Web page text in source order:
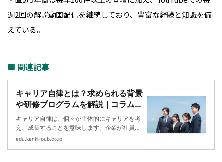
週2回の解説動画配信を継続しており、豊富な経験と知識を備
えている。
■ 関連記事
キャリア自律とは？求められる背景
や研修プログラムを解説｜コラム｜
お役立ち情報｜企業の社員研修・企
業研修ならかんき出版／人材育成・
組織開発
キャリア自律は、個々が主体的にキャリアを考
え、成長することを意味します。企業が社員の
キャリア自律を支援することで、エンゲージメ
edu.kanki-pub.co.jp